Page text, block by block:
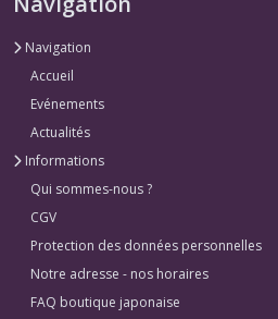
Navigation
Accueil
Evénements
Actualités
Informations
Qui sommes-nous ?
CGV
Protection des données personnelles
Notre adresse - nos horaires
FAQ boutique japonaise